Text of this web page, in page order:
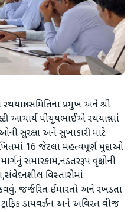
સમિતિના પ્રમુખ અને શ્રી
આચાર્ય પીયૂષભાઈએ રથયાત્રામાં
સુરક્ષા અને સુખાકારી માટે
16 જેટલા મહત્વપૂર્ણ મુદ્દાઓ
માર્ગનું સમારકામ,નડતરરૂપ વૃક્ષોની
વિસ્તારોમાં
જર્જરિત ઈમારતો અને રખડતા
ડાયવર્ઝન અને અવિરત વીજ